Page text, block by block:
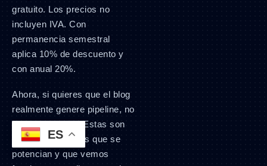
gratuito. Los precios no
incluyen IVA. Con
permanencia semestral
aplica 10% de descuento y
con anual 20%.
Ahora, si quieres que el blog
realmente genere pipeline, no
puede vivir solo. Estas son
las combinaciones que se
potencian y que vemos
ES